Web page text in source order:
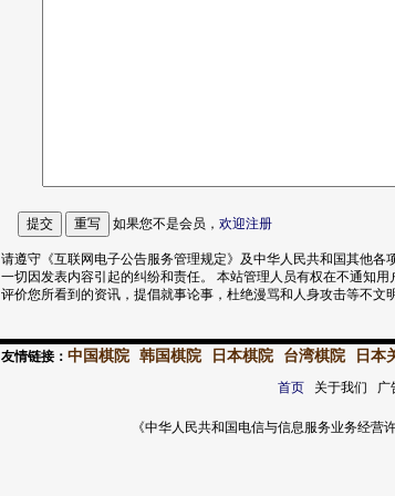
如果您不是会员， 欢迎注册
请遵守《互联网电子公告服务管理规定》及中华人民共和国其他
一切因发表内容引起的纠纷和责任。 本站管理人员有权在不通知
评价您所看到的资讯，提倡就事论事，杜绝漫骂和人身攻击等不文
友情链接： 中国棋院 韩国棋院 日本棋院 台湾棋院 日本
首页关于我们 广
《中华人民共和国电信与信息服务业务经